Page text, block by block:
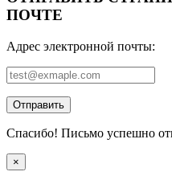
ПОЧТЕ
Адрес электронной почты:
Отправить
Спасибо! Письмо успешно
×